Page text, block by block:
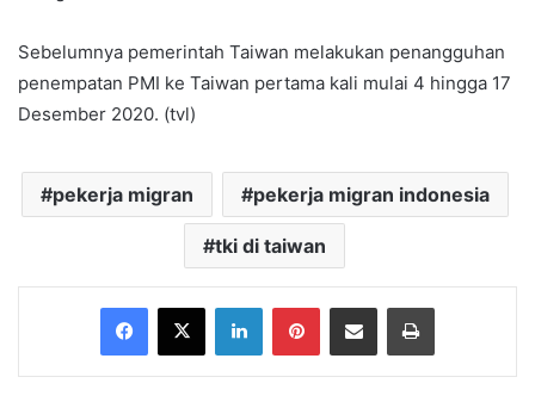
Sebelumnya pemerintah Taiwan melakukan penangguhan
penempatan PMI ke Taiwan pertama kali mulai 4 hingga 17
Desember 2020. (tvl)
pekerja migran pekerja migran indonesia
tki di taiwan
Facebook
X LinkedInPinterestShare via Email Print